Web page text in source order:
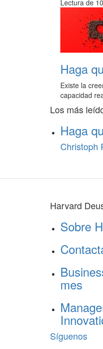
Lectura de
Haga
Existe la
capacidad
Los más
Haga
Christoph
Harvard
Sobre
mes
Síguenos